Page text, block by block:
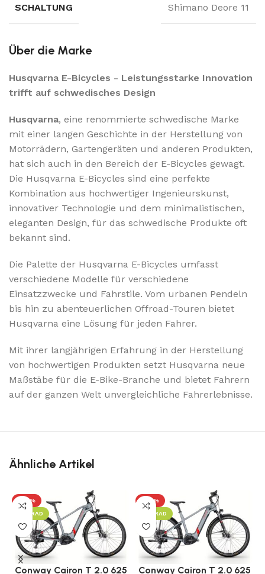
SCHALTUNG Shimano Deore 11
Über die Marke
Husqvarna E-Bicycles - Leistungsstarke Innovation
trifft auf schwedisches Design
Husqvarna, eine renommierte schwedische Marke
mit einer langen Geschichte in der Herstellung von
Motorrädern, Gartengeräten und anderen Produkten,
hat sich auch in den Bereich der E-Bicycles gewagt.
Die Husqvarna E-Bicycles sind eine perfekte
Kombination aus hochwertiger Ingenieurskunst,
innovativer Technologie und dem minimalistischen,
eleganten Design, für das schwedische Produkte oft
bekannt sind.
Die Palette der Husqvarna E-Bicycles umfasst
verschiedene Modelle für verschiedene
Einsatzzwecke und Fahrstile. Vom urbanen Pendeln
bis hin zu abenteuerlichen Offroad-Touren bietet
Husqvarna eine Lösung für jeden Fahrer.
Mit ihrer langjährigen Erfahrung in der Herstellung
von hochwertigen Produkten setzt Husqvarna neue
Maßstäbe für die E-Bike-Branche und bietet Fahrern
auf der ganzen Welt unvergleichliche Fahrerlebnisse.
Ähnliche Artikel
-28%
LEIHRAD
Conway Cairon T 2.0 625
-28%
LEIHRAD
Conway Cairon T 2.0 625